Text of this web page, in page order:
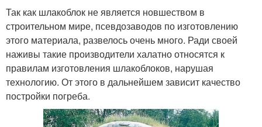
Так как шлакоблок не является новшеством в
строительном мире, псевдозаводов по изготовлению
этого материала, развелось очень много. Ради своей
наживы такие производители халатно относятся к
правилам изготовления шлакоблоков, нарушая
технологию. От этого в дальнейшем зависит качество
постройки погреба.